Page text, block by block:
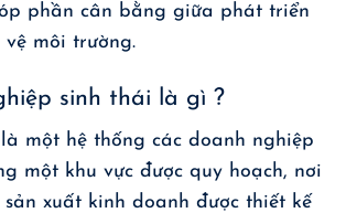
phần cân bằng giữa phát triển
môi trường.
sinh thái là gì ?
một hệ thống các doanh nghiệp
một khu vực được quy hoạch, nơi
xuất kinh doanh được thiết kế